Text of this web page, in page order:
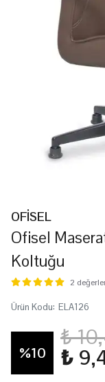
OFİSEL
Ofisel
Koltuğu
2
Ürün Kodu: ELA126
%10
₺
₺